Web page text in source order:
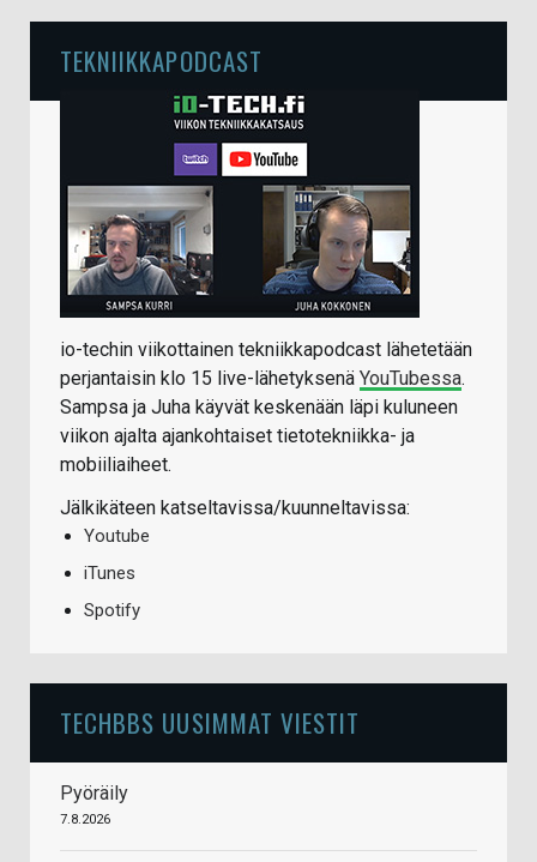
TEKNIIKKAPODCAST
io-techin viikottainen tekniikkapodcast lähetetään
perjantaisin klo 15 live-lähetyksenä YouTubessa.
Sampsa ja Juha käyvät keskenään läpi kuluneen
viikon ajalta ajankohtaiset tietotekniikka- ja
mobiiliaiheet.
Jälkikäteen katseltavissa/kuunneltavissa:
Youtube
iTunes
Spotify
TECHBBS UUSIMMAT VIESTIT
Pyöräily
7.8.2026